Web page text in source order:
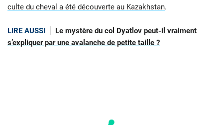
culte du cheval a été découverte au Kazakhstan.
LIRE AUSSI
Le mystère du col Dyatlov peut-il vraiment
s’expliquer par une avalanche de petite taille ?